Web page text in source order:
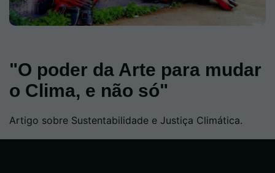
"O poder da Arte para mudar
o Clima, e não só"
Artigo sobre Sustentabilidade e Justiça Climática.